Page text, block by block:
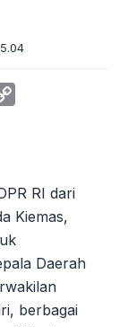
RI dari
Kiemas,
Daerah
berbagai